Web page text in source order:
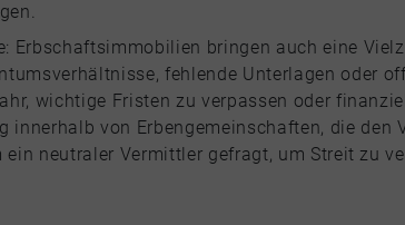
Erbschaftsimmobilien bringen auch eine
fehlende Unterlagen oder
wichtige Fristen zu verpassen oder
von Erbengemeinschaften, die den
neutraler Vermittler gefragt, um Streit zu